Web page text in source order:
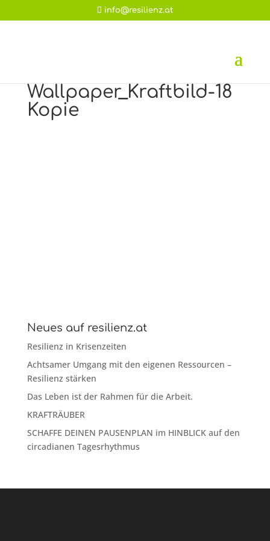
info@resilienz.at
Wallpaper_Kraftbild-18
Kopie
Neues auf resilienz.at
Resilienz in Krisenzeiten
Achtsamer Umgang mit den eigenen Ressourcen –
Resilienz stärken
Das Leben ist der Rahmen für die Arbeit.
KRAFTRÄUBER
SCHAFFE DEINEN PAUSENPLAN im HINBLICK auf den
circadianen Tagesrhythmus